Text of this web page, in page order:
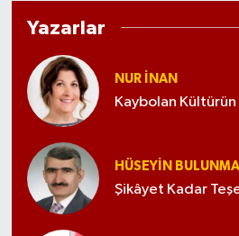
Yazarlar
NUR İNAN
Kaybolan Kültürün
HÜSEYIN
Şikâyet Kadar